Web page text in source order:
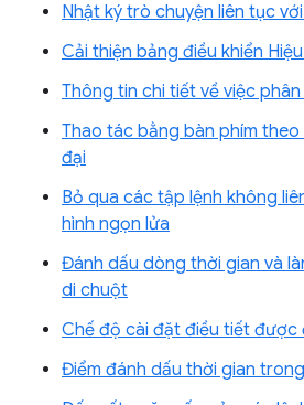
Nhật ký trò chuyện liên tục
Cải thiện bảng điều khiển
Thông tin chi tiết về việc
Thao tác bằng bàn phím theo
đại
Bỏ qua các tập lệnh không
hình ngọn lửa
Đánh dấu dòng thời gian và
di chuột
Chế độ cài đặt điều tiết được
Điểm đánh dấu thời gian